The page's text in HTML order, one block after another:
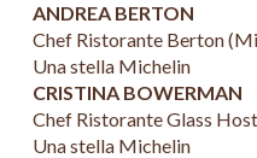
ANDREA BERTON
Chef Ristorante Berton
Una stella Michelin
CRISTINA BOWERMAN
Chef Ristorante Glass
Una stella Michelin